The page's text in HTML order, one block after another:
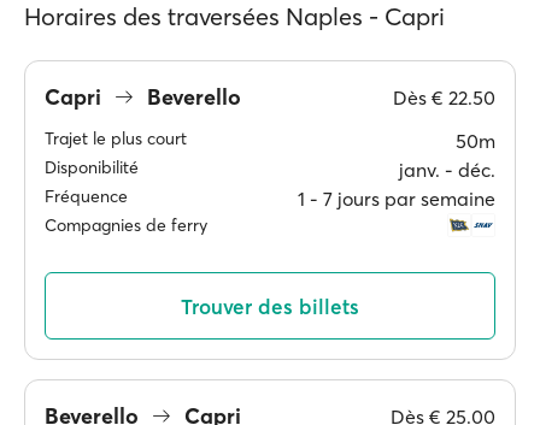
Horaires des traversées Naples - Capri
Capri Beverello Dès € 22.50
Trajet le plus court 50m
Disponibilité janv. ‐ déc.
Fréquence 1 ‐ 7 jours par semaine
Compagnies de ferry
Trouver des billets
Beverello Capri Dès € 25.00